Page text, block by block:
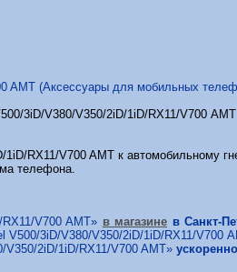
AMT (Аксессуары для мобильных
3iD/V380/V350/2iD/1iD/RX11/V700
RX11/V700 AMT к автомобильному
телефона.
V700 AMT» в магазине в Санкт-
V500/3iD/V380/V350/2iD/1iD/RX11/V700
V350/2iD/1iD/RX11/V700 AMT»